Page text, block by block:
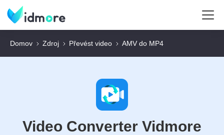
Domov Zdroj Převést video AMV do MP4
Video Converter Vidmore